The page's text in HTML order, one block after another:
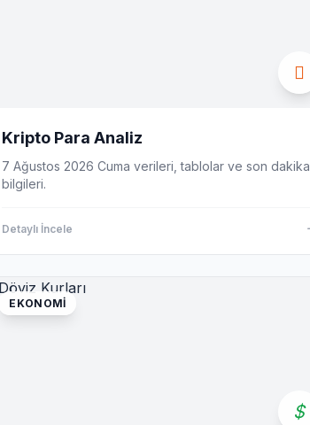
Kripto Para Analiz
7 Ağustos 2026 Cuma verileri, tablolar ve son dakika
bilgileri.
Detaylı İncele
EKONOMI